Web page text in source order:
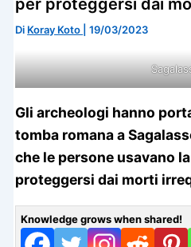
Di Koray Koto |19/03/2023
Gli archeologi hanno
tomba romana a
che le persone usavano
proteggersi dai morti
Knowledge grows when shared!